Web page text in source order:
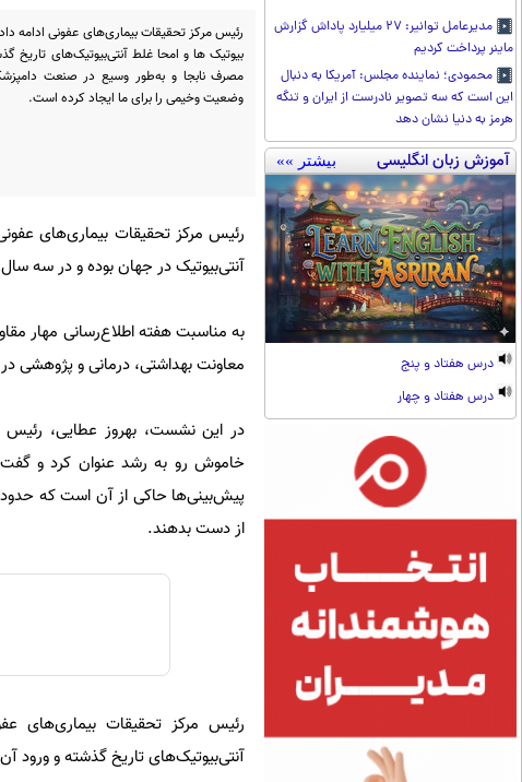
مدیرعامل توانیر: ۲۷ میلیارد پاداش گزارش
ماینر پرداخت کردیم
محمودی؛ نماینده مجلس: آمریکا به دنبال
این است که سه تصویر نادرست از ایران و تنگه
هرمز به دنیا نشان دهد
آموزش زبان انگلیسی بیشتر »»
درس هفتاد و پنج
درس هفتاد و چهار
رئیس مرکز تحقیقات بیماری‌های عفونی ادامه
بیوتیک ها و امحا غلط آنتی‌بیوتیک‌های تاریخ
مصرف نابجا و به‌طور وسیع در صنعت
وضعیت وخیمی را برای ما ایجاد کرده است.
آنتی‌بیوتیک در جهان بوده و در سه
معاونت بهداشتی، درمانی و پژوهشی
در این نشست، بهروز عطایی، رئیس
از دست بدهند.
رئیس مرکز تحقیقات بیماری‌های
آنتی‌بیوتیک‌های تاریخ گذشته و